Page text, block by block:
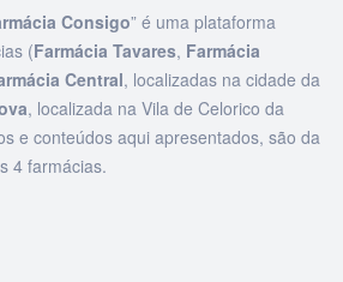
Consigo” é uma plataforma
(Farmácia Tavares, Farmácia
Central, localizadas na cidade da
, localizada na Vila de Celorico da
e conteúdos aqui apresentados, são da
4 farmácias.